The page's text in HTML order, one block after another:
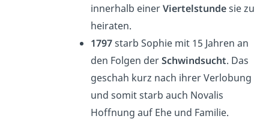
innerhalb einerViertelstundesie zu
heiraten.
1797starb Sophie mit 15 Jahren an
den Folgen derSchwindsucht. Das
geschah kurz nach ihrer Verlobung
und somit starb auch Novalis
Hoffnung auf Ehe und Familie.